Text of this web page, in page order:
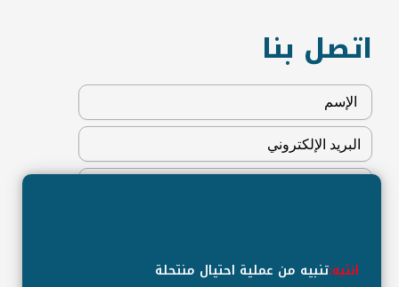
اتصل بنا
انتبه:تنبيه من عملية احتيال منتحلة